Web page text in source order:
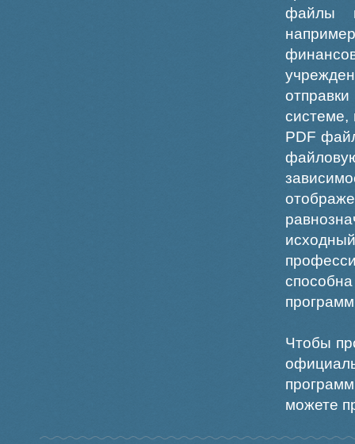
файлы
системе,
PDF
Чтобы
можете